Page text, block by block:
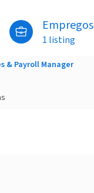
Empregos
1 listing
& Payroll Manager